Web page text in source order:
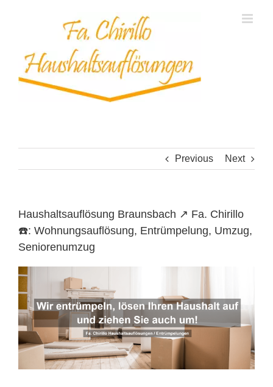
Previous Next
Haushaltsauflösung Braunsbach ↗️ Fa. Chirillo
☎️: Wohnungsauflösung, Entrümpelung, Umzug,
Seniorenumzug